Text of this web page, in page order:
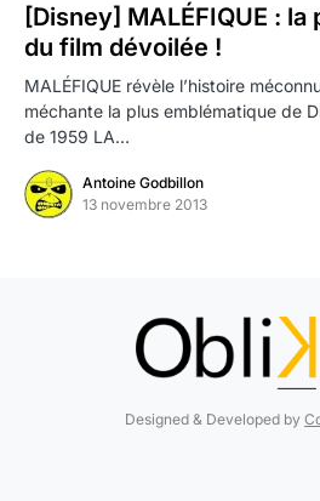
[Disney] MALÉFIQUE :
du film dévoilée !
MALÉFIQUE révèle l’histoire
méchante la plus emblématique de
de 1959 LA…
Antoine Godbillon
13 novembre 2013
Designed & Developed by